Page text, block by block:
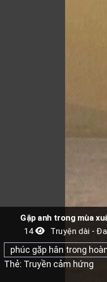
Gặp anh trong mùa
14
Truyện dài -
phúc gặp hân trong
Thẻ: Truyền cảm hứng